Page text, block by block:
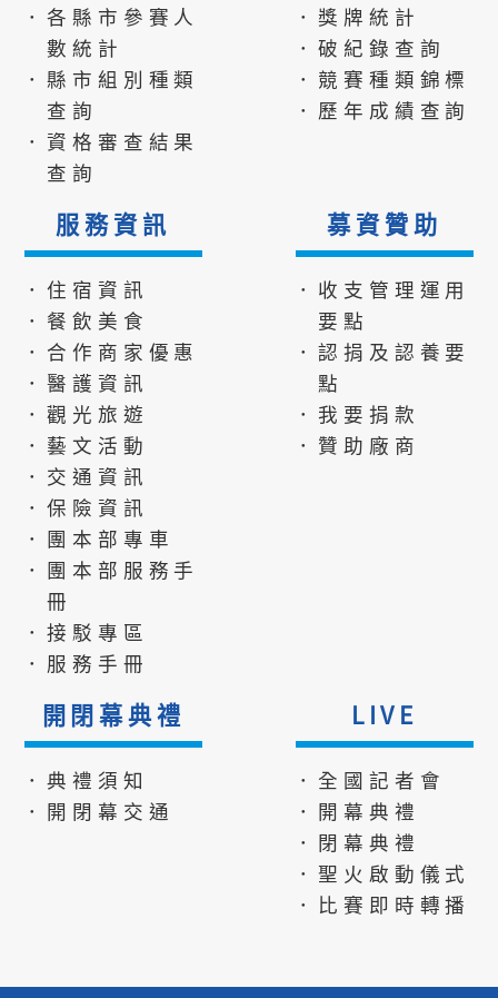
．各縣市參賽人
數統計
．縣市組別種類
查詢
．資格審查結果
查詢
．獎牌統計
．破紀錄查詢
．競賽種類錦標
．歷年成績查詢
服務資訊
．住宿資訊
．餐飲美食
．合作商家優惠
．醫護資訊
．觀光旅遊
．藝文活動
．交通資訊
．保險資訊
．團本部專車
．團本部服務手
冊
．接駁專區
．服務手冊
募資贊助
．收支管理運用
要點
．認捐及認養要
點
．我要捐款
．贊助廠商
開閉幕典禮
．典禮須知
．開閉幕交通
LIVE
．全國記者會
．開幕典禮
．閉幕典禮
．聖火啟動儀式
．比賽即時轉播